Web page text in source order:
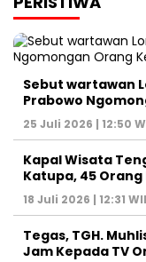
Sebut wartawan
Prabowo
25 Juli 2026 | 12:50
Kapal Wisata
Katupa, 45
18 Juli 2026 | 12:31
Tegas, TGH.
Jam Kepada TV